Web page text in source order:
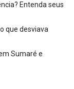
Entenda seus
que desviava
Sumaré e